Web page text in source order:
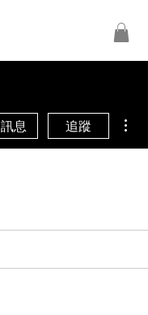
訊息 追蹤